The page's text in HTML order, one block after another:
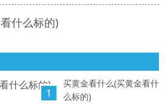
什么标的)
1
买黄金看什么(买黄金看什
么标的)